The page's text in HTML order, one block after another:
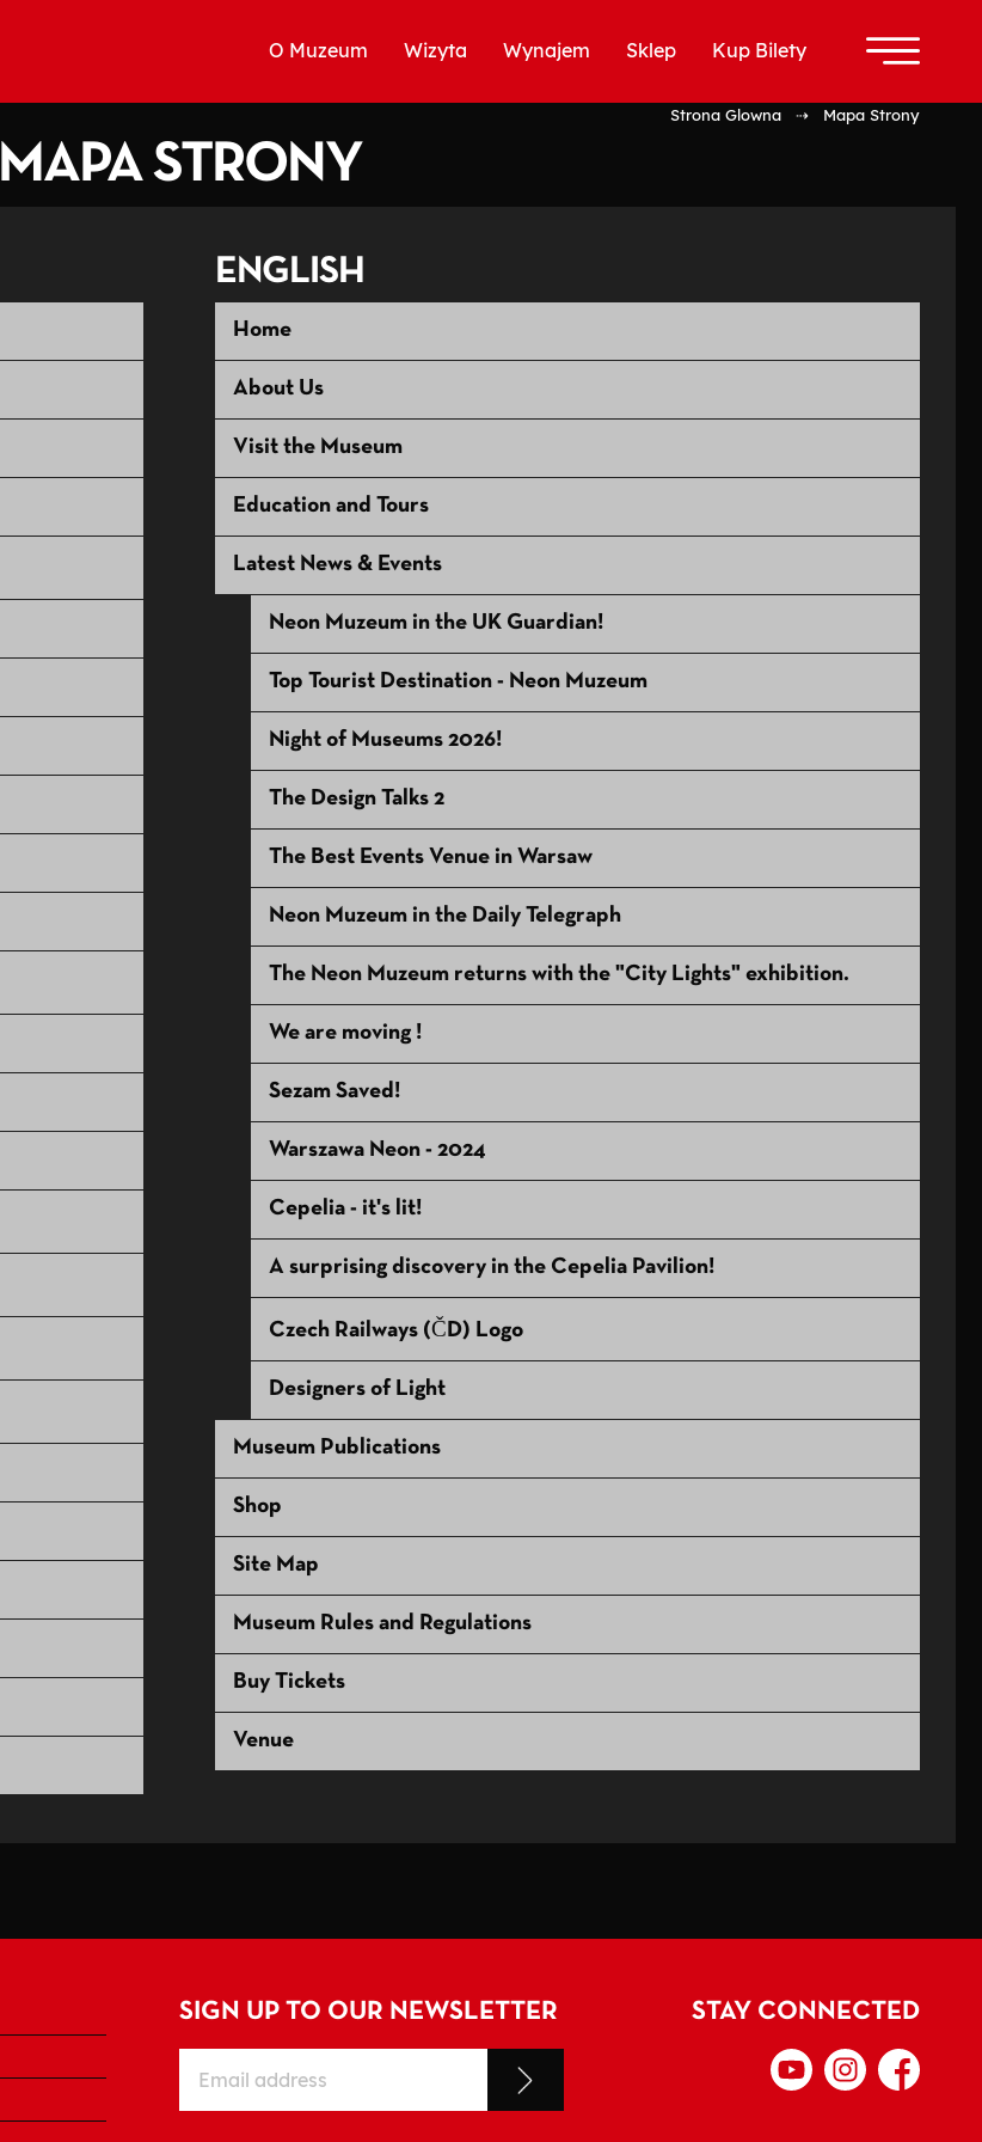
Kup Bilety
Sklep
Wynajem
Wizyta
O Muzeum
Strona Glowna ⇢ Mapa Strony
MAPA STRONY
ENGLISH
Home
About Us
Visit the Museum
Education and Tours
Latest News & Events
Neon Muzeum in the UK Guardian!
Top Tourist Destination - Neon Muzeum
Night of Museums 2026!
The Design Talks 2
The Best Events Venue in Warsaw
Neon Muzeum in the Daily Telegraph
The Neon Muzeum returns with the "City Lights" exhibition.
We are moving !
Sezam Saved!
Warszawa Neon - 2024
Cepelia - it's lit!
A surprising discovery in the Cepelia Pavilion!
Czech Railways (ČD) Logo
Designers of Light
Museum Publications
Shop
Site Map
Museum Rules and Regulations
Buy Tickets
Venue
SIGN UP TO OUR NEWSLETTER STAY CONNECTED